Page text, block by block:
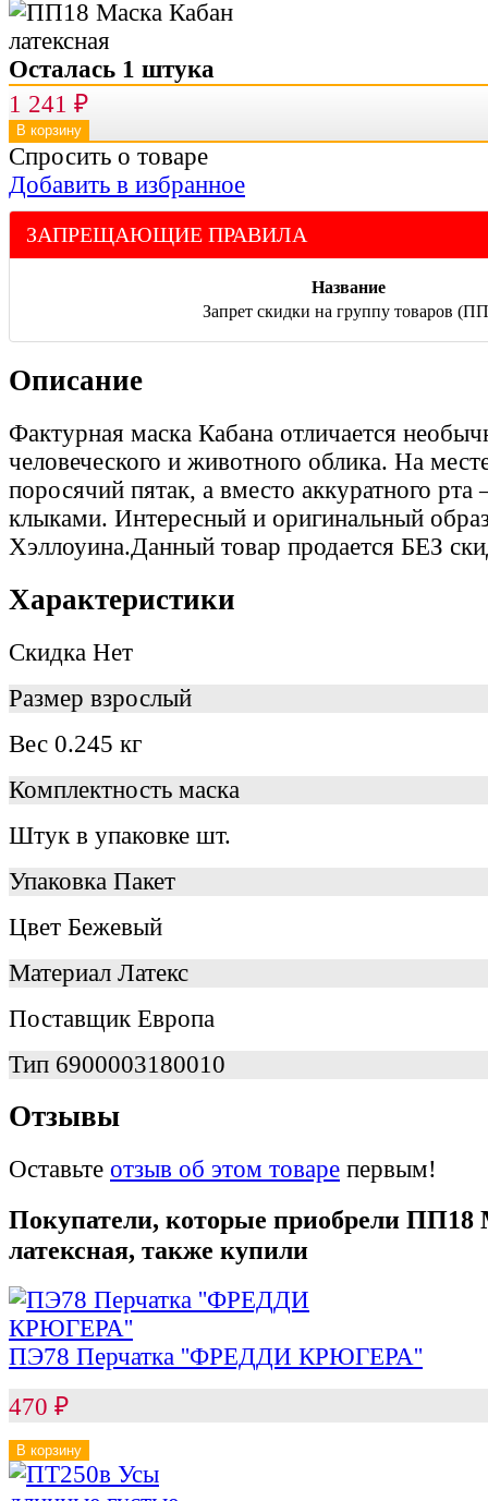
Осталась 1 штука
1 241 ₽
Спросить о товаре
Добавить в избранное
ЗАПРЕЩАЮЩИЕ ПРАВИЛА
Название
Запрет скидки на группу товаров
Описание
Фактурная маска Кабана отличается
человеческого и животного облика. На
поросячий пятак, а вместо аккуратного
клыками. Интересный и оригинальный
Хэллоуина.Данный товар продается БЕЗ
Характеристики
Скидка Нет
Размер взрослый
Вес 0.245 кг
Комплектность маска
Штук в упаковке шт.
Упаковка Пакет
Цвет Бежевый
Материал Латекс
Поставщик Европа
Тип 6900003180010
Отзывы
Оставьте отзыв об этом товаре первым!
Покупатели, которые приобрели ПП18
латексная, также купили
ПЭ78 Перчатка ''ФРЕДДИ КРЮГЕРА''
470 ₽
В корзину